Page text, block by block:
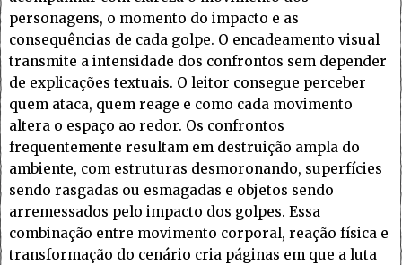
personagens, o momento do impacto e as
consequências de cada golpe. O encadeamento visual
transmite a intensidade dos confrontos sem depender
de explicações textuais. O leitor consegue perceber
quem ataca, quem reage e como cada movimento
altera o espaço ao redor. Os confrontos
frequentemente resultam em destruição ampla do
ambiente, com estruturas desmoronando, superfícies
sendo rasgadas ou esmagadas e objetos sendo
arremessados pelo impacto dos golpes. Essa
combinação entre movimento corporal, reação física e
transformação do cenário cria páginas em que a luta